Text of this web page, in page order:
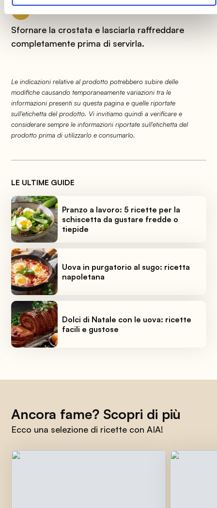
11
Sfornare la crostata e lasciarla raffreddare
completamente prima di servirla.
Le indicazioni relative al prodotto potrebbero subire delle
modifiche causando temporaneamente variazioni tra le
informazioni presenti su questa pagina e quelle riportate
sull'etichetta del prodotto. Vi invitiamo quindi a verificare e
considerare sempre le informazioni riportate sull'etichetta del
prodotto prima di utilizzarlo e consumarlo.
LE ULTIME GUIDE
Pranzo a lavoro: 5 ricette per la
schiscetta da gustare fredde o
tiepide
Uova in purgatorio al sugo: ricetta
napoletana
Dolci di Natale con le uova: ricette
facili e gustose
Ancora fame? Scopri di più
Ecco una selezione di ricette con AIA!